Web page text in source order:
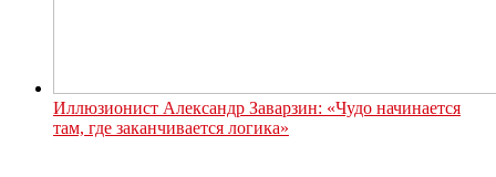
Иллюзионист Александр Заварзин: «Чудо начинается
там, где заканчивается логика»